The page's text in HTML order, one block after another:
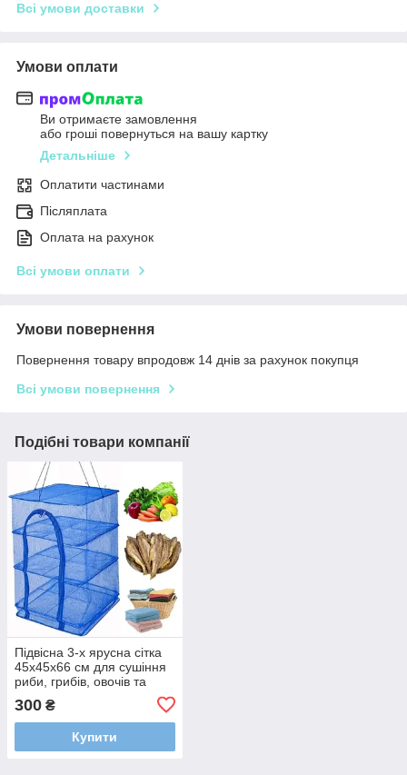
Всі умови доставки
Умови оплати
Ви отримаєте замовлення
або гроші повернуться на вашу картку
Детальніше
Оплатити частинами
Післяплата
Оплата на рахунок
Всі умови оплати
Умови повернення
Повернення товару впродовж 14 днів за рахунок покупця
Всі умови повернення
Подібні товари компанії
Підвісна 3-х ярусна сітка
45х45х66 см для сушіння
риби, грибів, овочів та
300 ₴
Купити